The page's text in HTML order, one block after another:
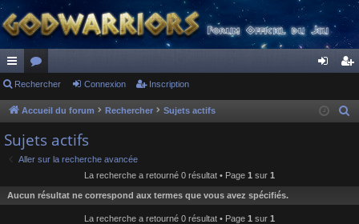
ac
co
ur
ci
or
u
s
ne cri
Rechercher Connexion Inscription
Accueil du forum Rechercher Sujets actifs
Sujets actifs
Aller sur la recherche avancée
La recherche a retourné 0 résultat • Page 1 sur 1
Aucun résultat ne correspond aux termes que vous avez spécifiés.
La recherche a retourné 0 résultat • Page 1 sur 1